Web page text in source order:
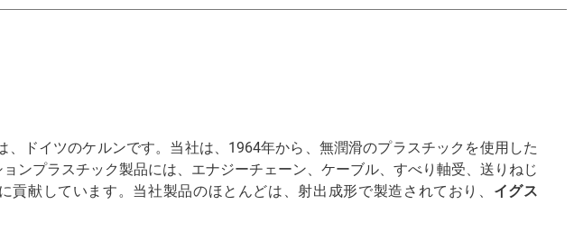
ドイツのケルンです。当社は、1964年から、無潤滑のプラスチックを使用した
ンプラスチック製品には、エナジーチェーン、ケーブル、すべり軸受、送りねじ
献しています。当社製品のほとんどは、射出成形で製造されており、 イグス